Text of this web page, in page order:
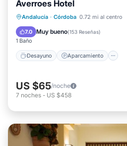
Averroes Hotel
Andalucía · Córdoba 0.72 mi al centro
7.0 Muy bueno(153 Reseñas)
1 Baño
Desayuno Aparcamiento
Desayuno Aparcamiento
Balcón/Terraza
US $65/noche
7 noches - US $458